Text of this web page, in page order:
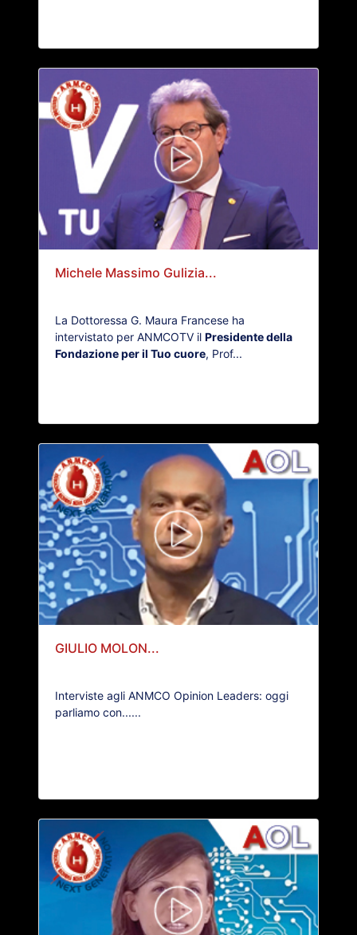
Michele Massimo Gulizia...
La Dottoressa G. Maura Francese ha
intervistato per ANMCOTV il Presidente della
Fondazione per il Tuo cuore, Prof...
GIULIO MOLON...
Interviste agli ANMCO Opinion Leaders: oggi
parliamo con......